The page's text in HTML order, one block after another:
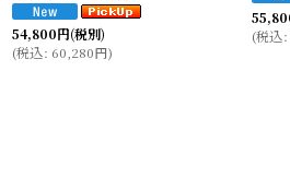
54,800円(税別)
(税込: 60,280円)
(税込: